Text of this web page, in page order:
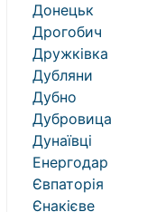
Донецьк
Дрогобич
Дружківка
Дубляни
Дубно
Дубровица
Дунаївці
Енергодар
Євпаторія
Єнакієве